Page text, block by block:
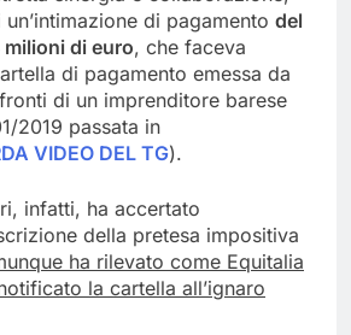
un’intimazione di pagamento del
di euro, che faceva
di pagamento emessa da
di un imprenditore barese
2019 passata in
VIDEO DEL TG).
infatti, ha accertato
della pretesa impositiva
ha rilevato come Equitalia
la cartella all’ignaro